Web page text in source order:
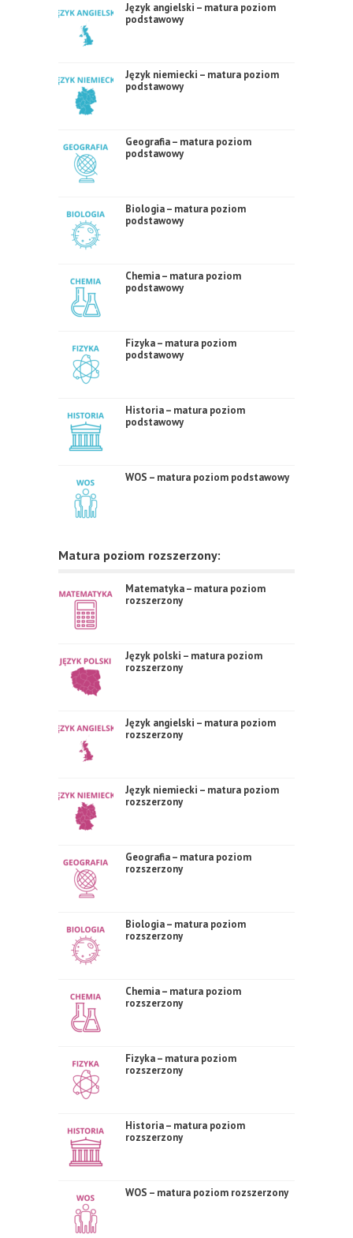
Język angielski – matura poziom
podstawowy
Język niemiecki – matura poziom
podstawowy
Geografia – matura poziom
podstawowy
Biologia – matura poziom
podstawowy
Chemia – matura poziom
podstawowy
Fizyka – matura poziom
podstawowy
Historia – matura poziom
podstawowy
WOS – matura poziom podstawowy
Matura poziom rozszerzony:
Matematyka – matura poziom
rozszerzony
Język polski – matura poziom
rozszerzony
Język angielski – matura poziom
rozszerzony
Język niemiecki – matura poziom
rozszerzony
Geografia – matura poziom
rozszerzony
Biologia – matura poziom
rozszerzony
Chemia – matura poziom
rozszerzony
Fizyka – matura poziom
rozszerzony
Historia – matura poziom
rozszerzony
WOS – matura poziom rozszerzony